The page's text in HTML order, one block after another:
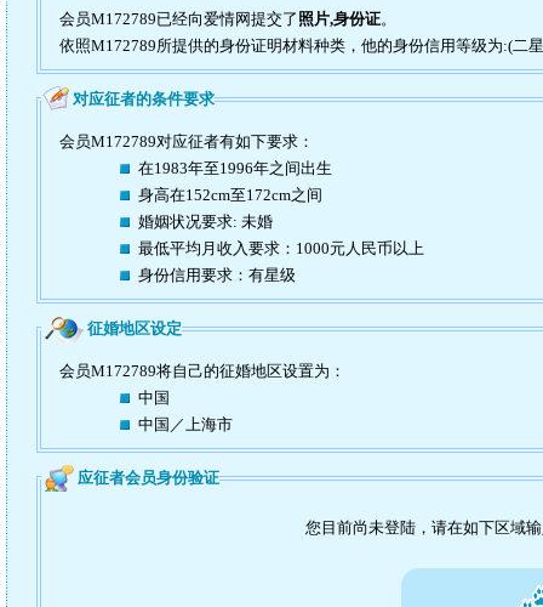
会员M172789已经向爱情网提交了 照片,身份证。
依照M172789所提供的身份证明材料种类，他的身份信用等级为:(二
对应征者的条件要求
会员M172789对应征者有如下要求：
在1983年至1996年之间出生
身高在152cm至172cm之间
婚姻状况要求: 未婚
最低平均月收入要求：1000元人民币以上
身份信用要求：有星级
征婚地区设定
会员M172789将自己的征婚地区设置为：
中国
中国／上海市
应征者会员身份验证
您目前尚未登陆，请在如下区域